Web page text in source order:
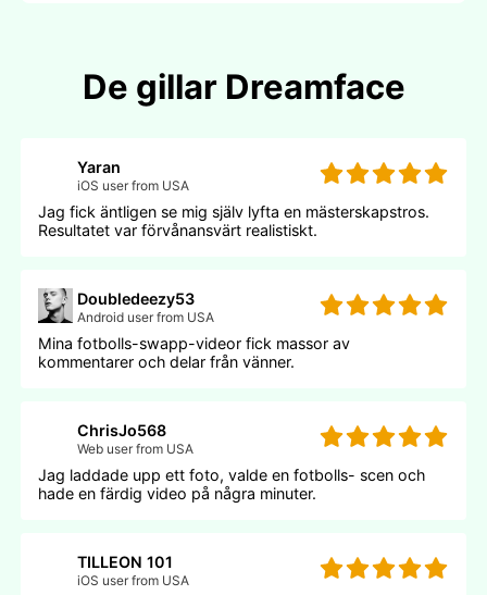
De gillar Dreamface
Yaran
iOS user from USA
Jag fick äntligen se mig själv lyfta en mästerskapstros.
Resultatet var förvånansvärt realistiskt.
Doubledeezy53
Android user from USA
Mina fotbolls-swapp-videor fick massor av
kommentarer och delar från vänner.
ChrisJo568
Web user from USA
Jag laddade upp ett foto, valde en fotbolls- scen och
hade en färdig video på några minuter.
TILLEON 101
iOS user from USA